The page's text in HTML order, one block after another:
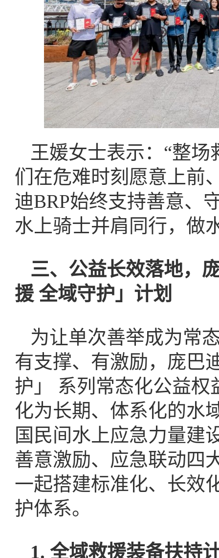
王媛女士表示：“整
们在危难时刻愿意上前
迪BRP始终支持善意、
水上骑士并肩同行，做
三、公益长效落地，
援 全域守护」计划
为让单次善举成为常
有支撑、有激励，庞巴
护」 系列常态化公益
化为长期、体系化的水
国民间水上应急力量建
善意激励、应急联动四
一起搭建标准化、长效
护体系。
1. 全域救援装备扶持